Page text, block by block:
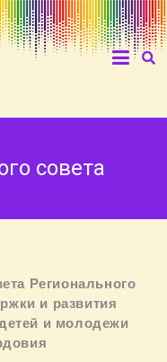
совета
Регионального
и развития
и молодежи